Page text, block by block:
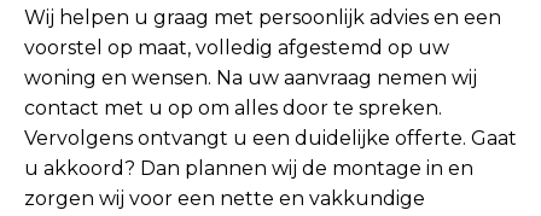
Wij helpen u graag met persoonlijk advies en een
voorstel op maat, volledig afgestemd op uw
woning en wensen. Na uw aanvraag nemen wij
contact met u op om alles door te spreken.
Vervolgens ontvangt u een duidelijke offerte. Gaat
u akkoord? Dan plannen wij de montage in en
zorgen wij voor een nette en vakkundige